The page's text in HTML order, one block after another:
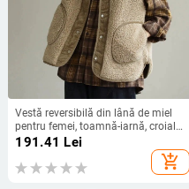
Vestă reversibilă din lână de miel
pentru femei, toamnă-iarnă, croială
lejeră, fără mâneci, corduroy
191.41 Lei
add_shopping_cart